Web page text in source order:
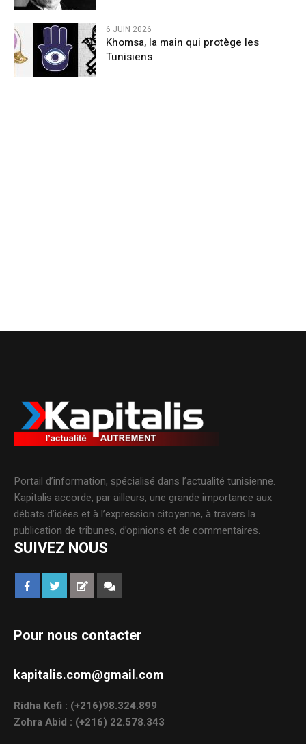
6 JUIN 2026
Khomsa, la main qui protège les
Tunisiens
Portail d’information, spécialisé dans l’actualité tunisienne.
Kapitalis accorde, par ailleurs, une grande importance aux
débats d’idées et à l’expression citoyenne, à travers la
publication de tribunes, d’opinions et de commentaires.
SUIVEZ NOUS
Pour nous contacter
kapitalis.com@gmail.com
Ridha Kefi : (+216)98.324.899
Zohra Abid : (+216) 22.578.343